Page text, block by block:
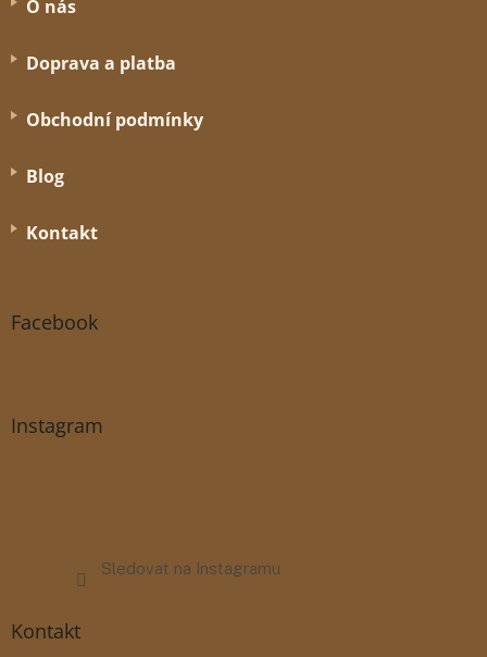
O nás
Doprava a platba
Obchodní podmínky
Blog
Kontakt
Facebook
Instagram
Sledovat na Instagramu
Kontakt